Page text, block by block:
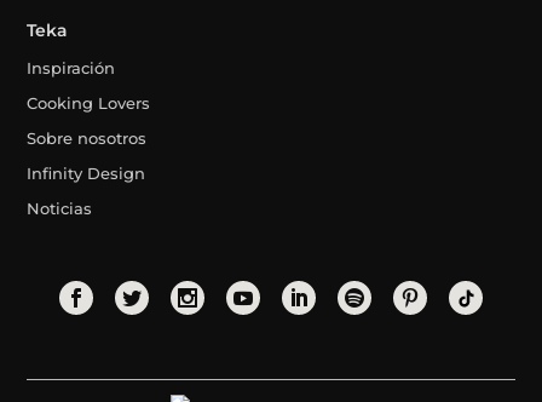
Teka
Inspiración
Cooking Lovers
Sobre nosotros
Infinity Design
Noticias